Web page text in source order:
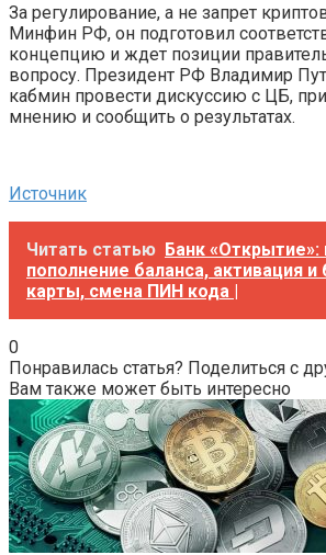
За регулирование, а не запрет
Минфин РФ, он подготовил
концепцию и ждет позиции
вопросу. Президент РФ Владимир
кабмин провести дискуссию с ЦБ,
мнению и сообщить о результатах.
Источник
Читать статью Банк «Открытие»:
пополнение баланса, активация и
карты, смена ПИН кода |
0
Понравилась статья? Поделиться с
Вам также может быть интересно